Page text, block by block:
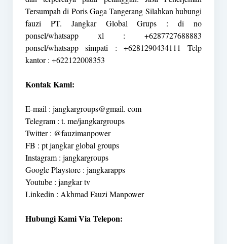
Tersumpah di Poris Gaga Tangerang Silahkan hubungi
fauzi PT. Jangkar Global Grups : di no
ponsel/whatsapp xl : +6287727688883
ponsel/whatsapp simpati : +6281290434111 Telp
kantor : +622122008353
Kontak Kami:
E-mail : jangkargroups@gmail. com
Telegram : t. me/jangkargroups
Twitter : @fauzimanpower
FB : pt jangkar global groups
Instagram : jangkargroups
Google Playstore : jangkarapps
Youtube : jangkar tv
Linkedin : Akhmad Fauzi Manpower
Hubungi Kami Via Telepon: